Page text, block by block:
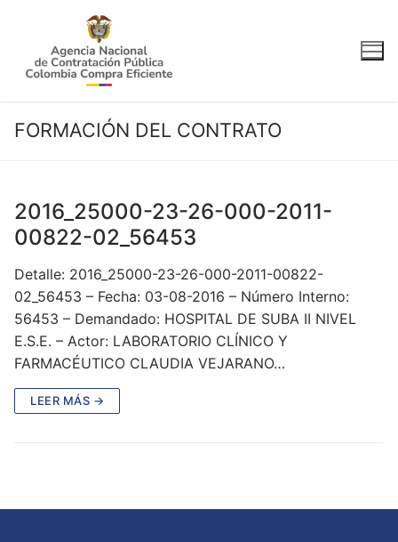
contenido
FORMACIÓN DEL CONTRATO
2016_25000-23-26-000-2011-
00822-02_56453
Detalle: 2016_25000-23-26-000-2011-00822-
02_56453 – Fecha: 03-08-2016 – Número Interno:
56453 – Demandado: HOSPITAL DE SUBA II NIVEL
E.S.E. – Actor: LABORATORIO CLÍNICO Y
FARMACÉUTICO CLAUDIA VEJARANO…
LEER MÁS →